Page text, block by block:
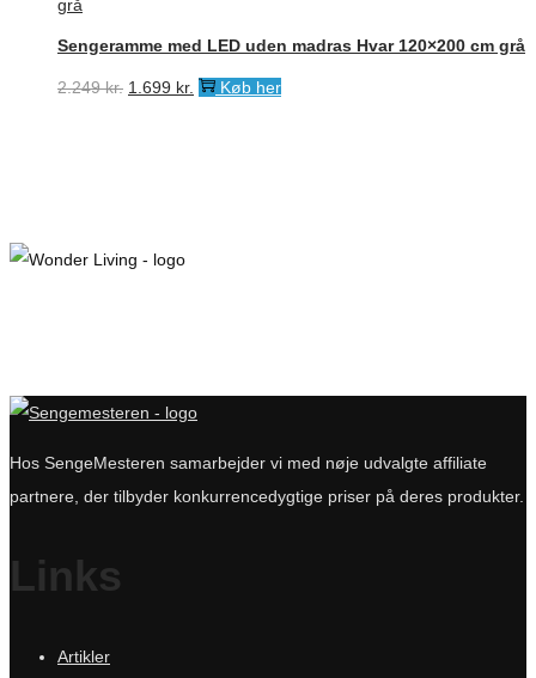
Sengeramme med LED uden madras Hvar 120×200 cm grå
2.249kr. Den
1.699 kr. DenKøb her
Hos SengeMesteren samarbejder vi med nøje udvalgte affiliate
partnere, der tilbyder konkurrencedygtige priser på deres produkter.
Links
Artikler